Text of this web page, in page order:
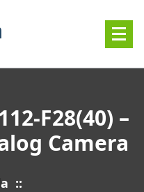
F28(40) –
Camera
::